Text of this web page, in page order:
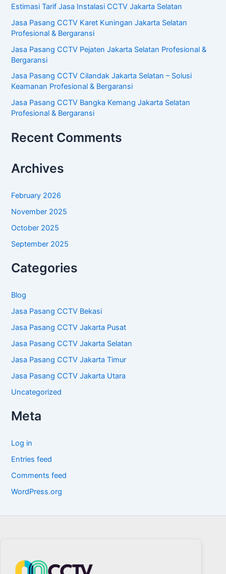
f
o
r
Estimasi Tarif Jasa Instalasi CCTV Jakarta Selatan
Jasa Pasang CCTV Karet Kuningan Jakarta Selatan
Profesional & Bergaransi
Jasa Pasang CCTV Pejaten Jakarta Selatan Profesional &
Bergaransi
Jasa Pasang CCTV Cilandak Jakarta Selatan – Solusi
Keamanan Profesional & Bergaransi
Jasa Pasang CCTV Bangka Kemang Jakarta Selatan
Profesional & Bergaransi
Recent Comments
Archives
February 2026
November 2025
October 2025
September 2025
Categories
Blog
Jasa Pasang CCTV Bekasi
Jasa Pasang CCTV Jakarta Pusat
Jasa Pasang CCTV Jakarta Selatan
Jasa Pasang CCTV Jakarta Timur
Jasa Pasang CCTV Jakarta Utara
Uncategorized
Meta
Log in
Entries feed
Comments feed
WordPress.org